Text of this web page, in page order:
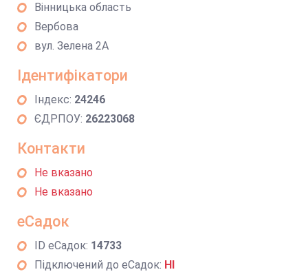
Вінницька область
Вербова
вул. Зелена 2А
Ідентифікатори
Індекс: 24246
ЄДРПОУ: 26223068
Контакти
Не вказано
Не вказано
еСадок
ID еСадок: 14733
Підключений до еСадок: НІ